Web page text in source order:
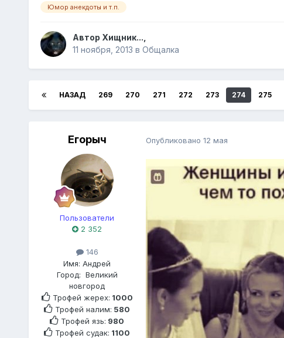
Юмор анекдоты и т.п.
Автор Хищник...
11 ноября, 2013 в Общалка
НАЗАД 269 270 271 272 273 274 275
Егорыч
Пользователи
2 352
146
Имя:Андрей
Город: Великий
новгород
Трофей жерех: 1000
Трофей налим: 580
Трофей язь: 980
Трофей судак: 1100
Опубликовано 12 мая